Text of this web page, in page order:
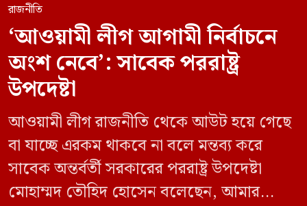
রাজনীতি
‘আওয়ামী লীগ আগামী নির্বাচনে
অংশ নেবে’: সাবেক পররাষ্ট্র
উপদেষ্টা
আওয়ামী লীগ রাজনীতি থেকে আউট হয়ে গেছে
বা যাচ্ছে এরকম থাকবে না বলে মন্তব্য করে
সাবেক অন্তর্বর্তী সরকারের পররাষ্ট্র উপদেষ্টা
মোহাম্মদ তৌহিদ হোসেন বলেছেন, আমার